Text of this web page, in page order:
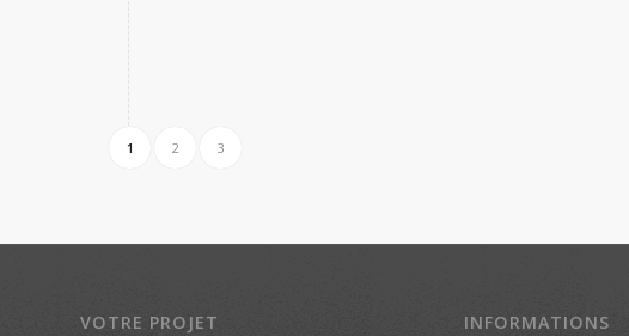
1 2 3
VOTRE PROJET INFORMATIONS